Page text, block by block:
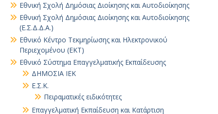
Εθνική Σχολή Δημόσιας Διοίκησης και Αυτοδιοίκησης
Εθνική Σχολή Δημόσιας Διοίκησης και Αυτοδιοίκησης
(Ε.Σ.Δ.Δ.Α.)
Εθνικό Κέντρο Τεκμηρίωσης και Ηλεκτρονικού
Περιεχομένου (ΕΚΤ)
Εθνικό Σύστημα Επαγγελματικής Εκπαίδευσης
ΔΗΜΟΣΙΑ ΙΕΚ
Ε.Σ.Κ.
Πειραματικές ειδικότητες
Επαγγελματική Εκπαίδευση και Κατάρτιση